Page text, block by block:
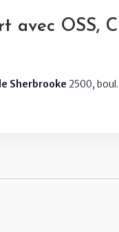
avec OSS,
Sherbrooke 2500,